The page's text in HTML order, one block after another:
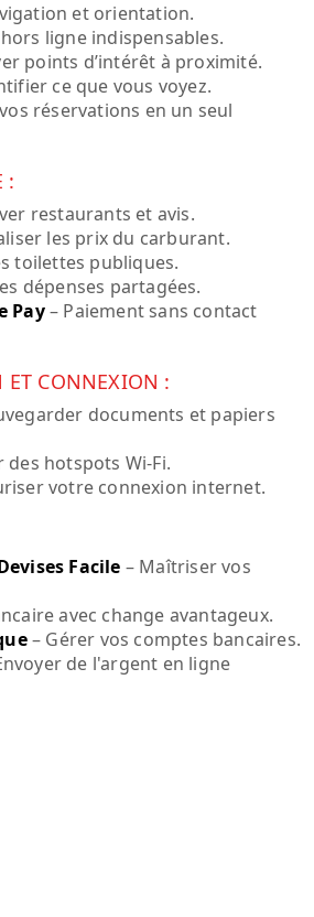
et orientation.
ligne indispensables.
points d’intérêt à proximité.
ce que vous voyez.
réservations en un seul
:
restaurants et avis.
les prix du carburant.
toilettes publiques.
dépenses partagées.
Pay– Paiement sans contact
CONNEXION :
documents et papiers
des hotspots Wi-Fi.
votre connexion internet.
Facile – Maîtriser vos
avec change avantageux.
– Gérer vos comptes bancaires.
de l'argent en ligne